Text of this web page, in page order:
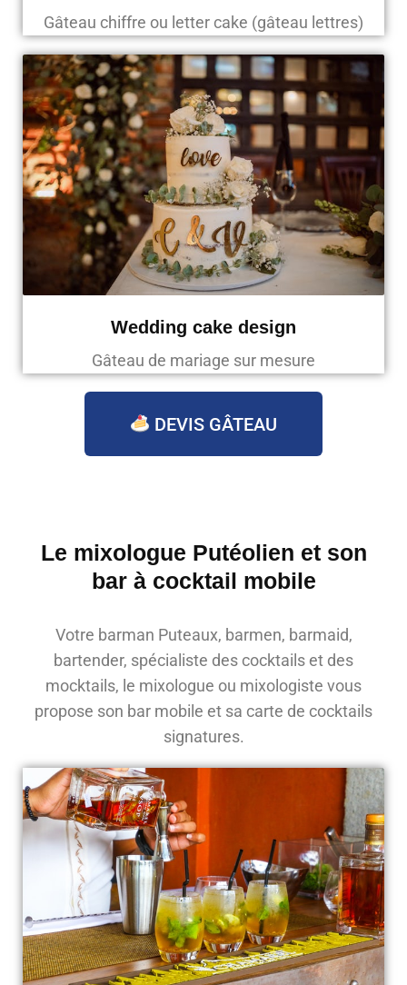
Gâteau chiffre ou letter cake (gâteau lettres)
Wedding cake design
Gâteau de mariage sur mesure
DEVIS GÂTEAU
Le mixologue Putéolien et son
bar à cocktail mobile
Votre barman Puteaux, barmen, barmaid,
bartender, spécialiste des cocktails et des
mocktails, le mixologue ou mixologiste vous
propose son bar mobile et sa carte de cocktails
signatures.